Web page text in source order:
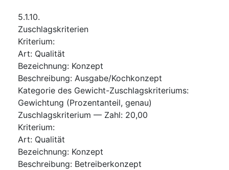
5.1.10.
Zuschlagskriterien
Kriterium:
Art: Qualität
Bezeichnung: Konzept
Beschreibung: Ausgabe/Kochkonzept
Kategorie des Gewicht-Zuschlagskriteriums:
Gewichtung (Prozentanteil, genau)
Zuschlagskriterium — Zahl: 20,00
Kriterium:
Art: Qualität
Bezeichnung: Konzept
Beschreibung: Betreiberkonzept